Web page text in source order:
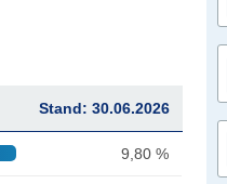
Stand: 30.06.2026
9,80 %